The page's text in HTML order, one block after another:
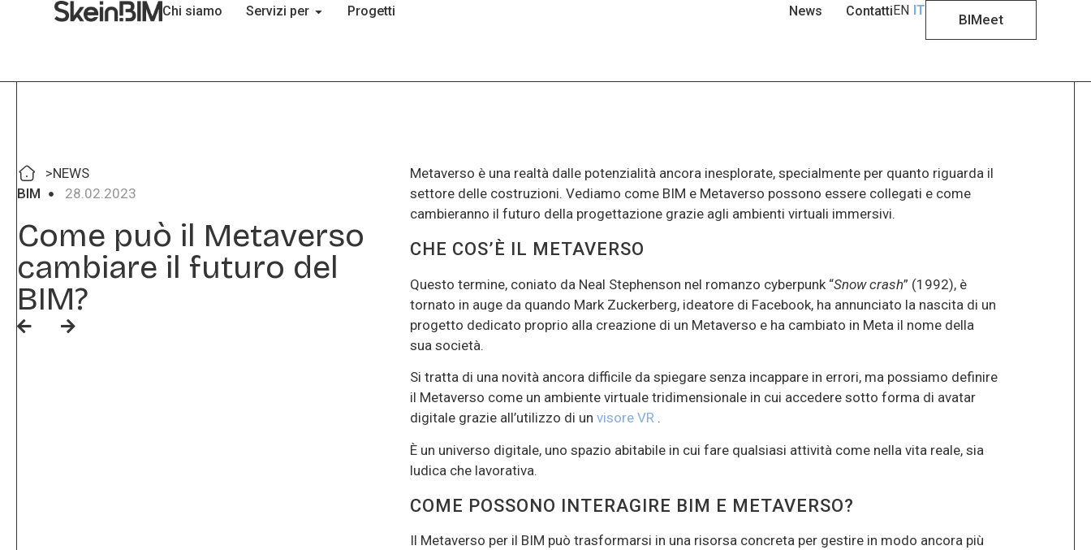
Chi siamo Servizi per Progetti News ContattiEN IT
BIMeet
>NEWS
BIM
28.02.2023
Come può il Metaverso
cambiare il futuro del
BIM?
Metaverso è una realtà dalle potenzialità ancora inesplorate, specialmente per quanto riguarda il
settore delle costruzioni. Vediamo come BIM e Metaverso possono essere collegati e come
cambieranno il futuro della progettazione grazie agli ambienti virtuali immersivi.
CHE COS’È IL METAVERSO
Questo termine, coniato da Neal Stephenson nel romanzo cyberpunk “Snow crash” (1992), è
tornato in auge da quando Mark Zuckerberg, ideatore di Facebook, ha annunciato la nascita di un
progetto dedicato proprio alla creazione di un Metaverso e ha cambiato in Meta il nome della
sua società.
Si tratta di una novità ancora difficile da spiegare senza incappare in errori, ma possiamo definire
il Metaverso come un ambiente virtuale tridimensionale in cui accedere sotto forma di avatar
digitale grazie all’utilizzo di un visore VR.
È un universo digitale, uno spazio abitabile in cui fare qualsiasi attività come nella vita reale, sia
ludica che lavorativa.
COME POSSONO INTERAGIRE BIM E METAVERSO?
Il Metaverso per il BIM può trasformarsi in una risorsa concreta per gestire in modo ancora più